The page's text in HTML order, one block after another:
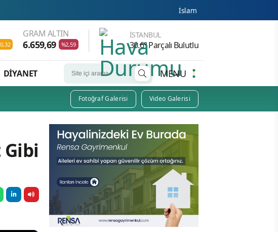
İslam Natosu dosta güven düşmana korku
GRAM ALTIN
6.659,69 %2,59
İSTANBUL
30.6° Parçalı Bulutlu
DİYANET MENU
Fotoğraf Galerisi Video Galerisi